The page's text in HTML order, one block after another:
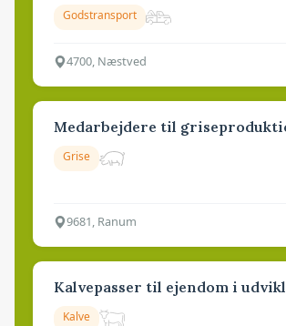
Godstransport
4700, Næstved
Medarbejdere til
Grise
9681, Ranum
Kalvepasser til ejendom i
Kalve